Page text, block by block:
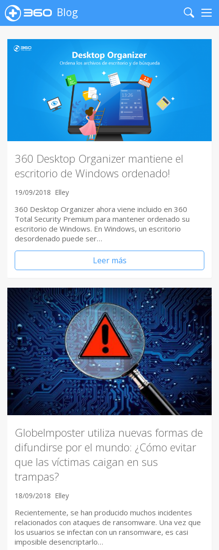
Blog
Search
360 Desktop Organizer mantiene el
escritorio de Windows ordenado!
19/09/2018 Elley
360 Desktop Organizer ahora viene incluido en 360
Total Security Premium para mantener ordenado su
escritorio de Windows. En Windows, un escritorio
desordenado puede ser…
Leer más
GlobeImposter utiliza nuevas formas de
difundirse por el mundo: ¿Cómo evitar
que las víctimas caigan en sus
trampas?
18/09/2018 Elley
Recientemente, se han producido muchos incidentes
relacionados con ataques de ransomware. Una vez que
los usuarios se infectan con un ransomware, es casi
imposible desencriptarlo…